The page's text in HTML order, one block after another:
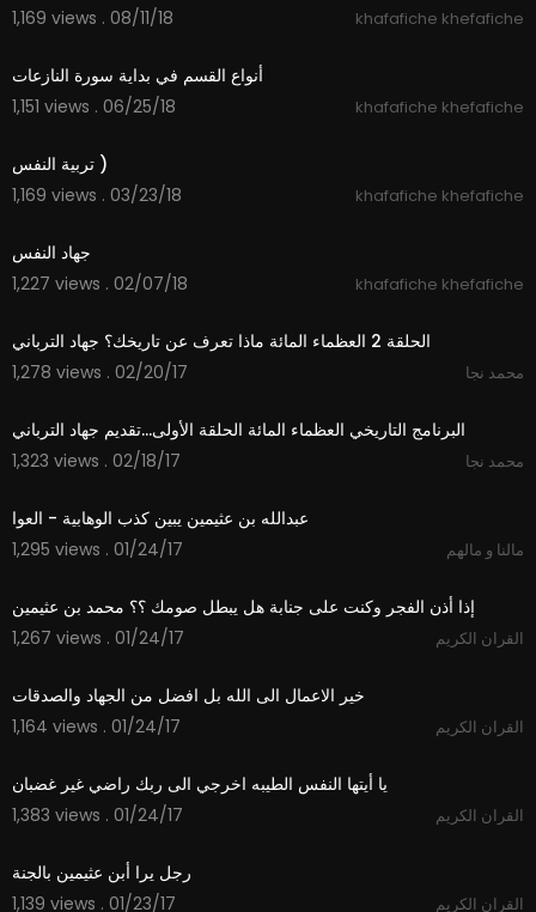
1,169 views . 08/11/18
khafafiche khefafiche
أنواع القسم في بداية سورة النازعات
1,151 views . 06/25/18
khafafiche khefafiche
تربية النفس )
1,169 views . 03/23/18
khafafiche khefafiche
جهاد النفس
1,227 views . 02/07/18
khafafiche khefafiche
الحلقة 2 العظماء المائة ماذا تعرف عن تاريخك؟ جهاد الترباني
1,278 views . 02/20/17
محمد نجا
البرنامج التاريخي العظماء المائة الحلقة الأولى...تقديم جهاد الترباني
1,323 views . 02/18/17
محمد نجا
1,295 views . 01/24/17
مالنا و مالهم
1,267 views . 01/24/17
القران الكريم
1,164 views . 01/24/17
القران الكريم
1,383 views . 01/24/17
القران الكريم
1,139 views . 01/23/17
القران الكريم